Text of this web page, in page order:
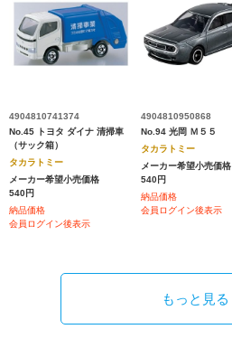
4904810741374
No.45 トヨタ ダイナ 清掃車
（サック箱）
タカラトミー
メーカー希望小売価格
540円
納品価格
会員ログイン後表示
4904810950868
No.94 光岡 Ｍ５５
タカラトミー
メーカー希望小売価格
540円
納品価格
会員ログイン後表示
もっと見る